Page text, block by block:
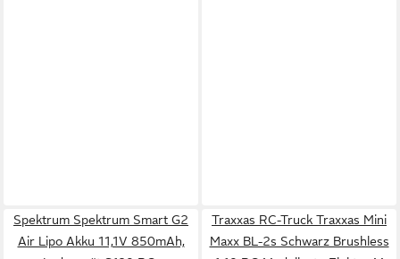
Spektrum Spektrum Smart G2
Air Lipo Akku 11,1V 850mAh,
Traxxas RC-Truck Traxxas Mini
Maxx BL-2s Schwarz Brushless